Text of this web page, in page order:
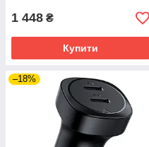
1 448 ₴
Купити
–18%